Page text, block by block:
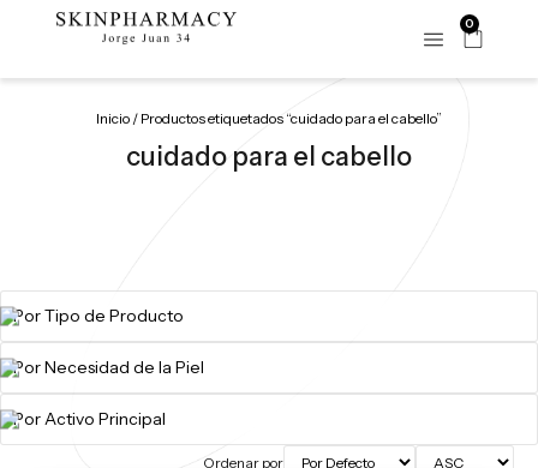
0
Inicio / Productos etiquetados “cuidado para el cabello”
cuidado para el cabello
Ordenar por